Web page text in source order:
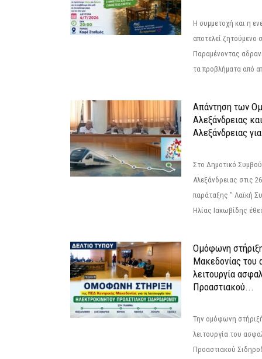
Η συμμετοχή και η
αποτελεί ζητούμενο
Παραμένοντας
τα προβλήματα από
Απάντηση των
Αλεξάνδρειας
Αλεξάνδρειας
Στο Δημοτικό
Αλεξάνδρειας στις
παράταξης " Λαϊκή
Ηλίας Ιακωβίδης
Ομόφωνη
Μακεδονίας του
λειτουργία
Προαστιακού...
Την ομόφωνη
λειτουργία του
Προαστιακού